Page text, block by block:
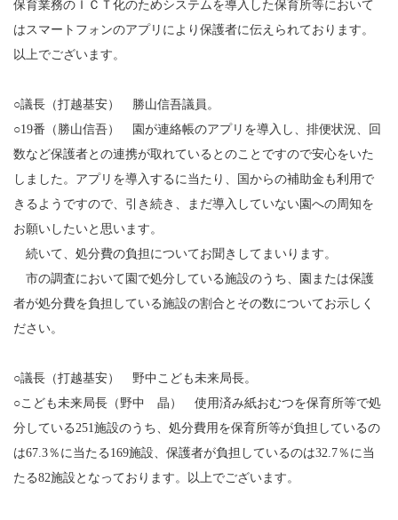
保育業務のＩＣＴ化のためシステムを導入した保育所等において
はスマートフォンのアプリにより保護者に伝えられております。
以上でございます。
○議長（打越基安） 勝山信吾議員。
○19番（勝山信吾） 園が連絡帳のアプリを導入し、排便状況、回
数など保護者との連携が取れているとのことですので安心をいた
しました。アプリを導入するに当たり、国からの補助金も利用で
きるようですので、引き続き、まだ導入していない園への周知を
お願いしたいと思います。
続いて、処分費の負担についてお聞きしてまいります。
市の調査において園で処分している施設のうち、園または保護
者が処分費を負担している施設の割合とその数についてお示しく
ださい。
○議長（打越基安） 野中こども未来局長。
○こども未来局長（野中 晶） 使用済み紙おむつを保育所等で処
分している251施設のうち、処分費用を保育所等が負担しているの
は67.3％に当たる169施設、保護者が負担しているのは32.7％に当
たる82施設となっております。以上でございます。